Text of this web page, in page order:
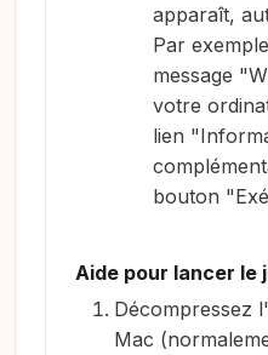
apparaît,
Par
message
votre
lien
bouton
Aide pour lancer le
Décompressez
Mac